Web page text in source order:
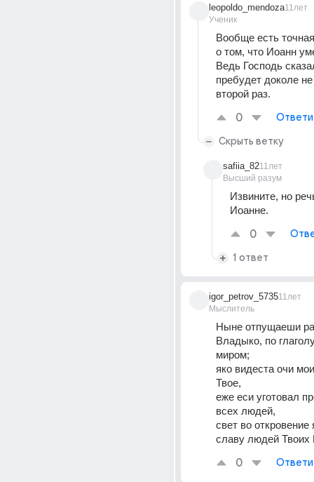
leopoldo_mendoza
Ученик
11лет
Вообще есть
о том, что Иоанн
Ведь Господь
пребудет доколе
второй раз.
0
Скрыть ветку
safiia_82
Высший разум
11лет
Извините, но
Иоанне.
0
1 ответ
igor_petrov_5735
Мыслитель
11лет
Ныне отпущаеши
Владыко, по
миром;
яко видеста очи
Твое,
еже еси уготовал
всех людей,
свет во
славу людей Твоих
0